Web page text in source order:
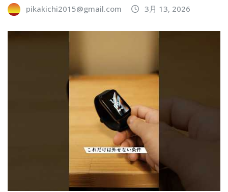
pikakichi2015@gmail.com 3月 13, 2026